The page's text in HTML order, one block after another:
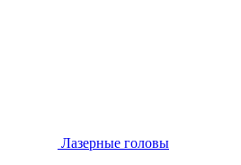
Лазерные головы